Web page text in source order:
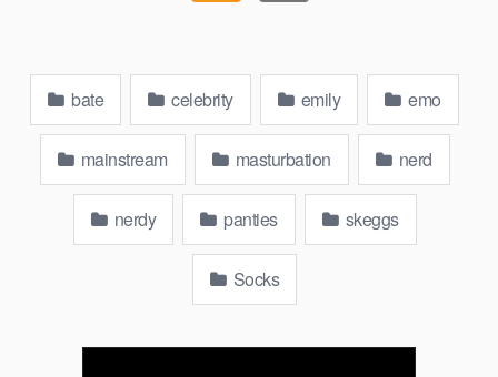
bate celebrity emily emo
mainstream masturbation nerd
nerdy panties skeggs
Socks